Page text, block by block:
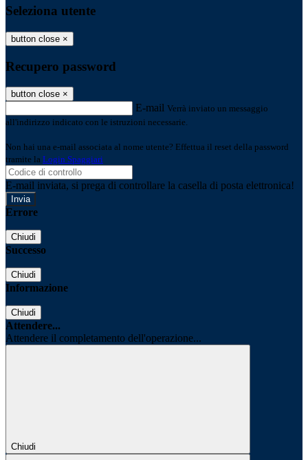
Seleziona utente
button close ×
Recupero password
button close ×
E-mail Verrà inviato un messaggio
all'indirizzo indicato con le istruzioni necessarie.
Non hai una e-mail associata al nome utente? Effettua il reset della password
tramite la Login Spaggiari
E-mail inviata, si prega di controllare la casella di posta elettronica!
Errore
Chiudi
Successo
Chiudi
Informazione
Chiudi
Attendere...
Attendere il completamento dell'operazione...
Chiudi